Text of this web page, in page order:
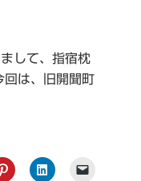
して、指宿枕
回は、旧開聞町